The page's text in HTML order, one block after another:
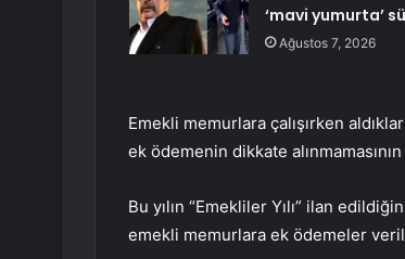
‘mavi yumurta’
Ağustos 7, 2026
Emekli memurlara çalışırken
ek ödemenin dikkate
Bu yılın “Emekliler Yılı” ilan
emekli memurlara ek ödemeler